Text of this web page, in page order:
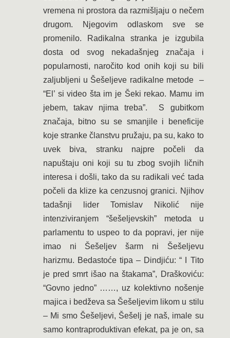
vremena ni prostora da razmišljaju o nečem
drugom. Njegovim odlaskom sve se
promenilo. Radikalna stranka je izgubila
dosta od svog nekadašnjeg značaja i
popularnosti, naročito kod onih koji su bili
zaljubljeni u Šešeljeve radikalne metode –
“El’ si video šta im je Šeki rekao. Mamu im
jebem, takav njima treba”. S gubitkom
značaja, bitno su se smanjile i beneficije
koje stranke članstvu pružaju, pa su, kako to
uvek biva, stranku najpre počeli da
napuštaju oni koji su tu zbog svojih ličnih
interesa i došli, tako da su radikali već tada
počeli da klize ka cenzusnoj granici. Njihov
tadašnji lider Tomislav Nikolić nije
intenziviranjem “šešeljevskih” metoda u
parlamentu to uspeo to da popravi, jer nije
imao ni Šešeljev šarm ni Šešeljevu
harizmu. Bedastoće tipa – Dindjiću: “ I Tito
je pred smrt išao na štakama”, Draškoviću:
“Govno jedno” ……, uz kolektivno nošenje
majica i bedževa sa Šešeljevim likom u stilu
– Mi smo Šešeljevi, Šešelj je naš, imale su
samo kontraproduktivan efekat, pa je on, sa